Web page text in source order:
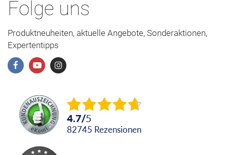
Folge uns
Produktneuheiten, aktuelle Angebote, Sonderaktionen,
Expertentipps
4.7/5
82745 Rezensionen